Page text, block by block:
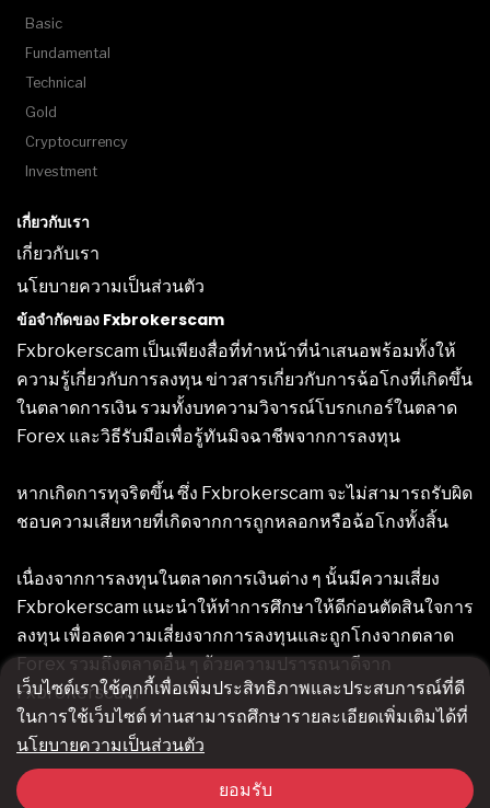
เว็บไซต์เราใช้คุกกี้เพื่อเพิ่มประสิทธิภาพและประสบการณ์ที่ดี
ในการใช้เว็บไซต์ ท่านสามารถศึกษารายละเอียดเพิ่มเติมได้ที่
นโยบายความเป็นส่วนตัว
ยอมรับ
Basic
Fundamental
Technical
Gold
Cryptocurrency
Investment
เกี่ยวกับเรา
เกี่ยวกับเรา
นโยบายความเป็นส่วนตัว
ข้อจำกัดของ Fxbrokerscam
Fxbrokerscam เป็นเพียงสื่อที่ทำหน้าที่นำเสนอพร้อมทั้งให้
ความรู้เกี่ยวกับการลงทุน ข่าวสารเกี่ยวกับการฉ้อโกงที่เกิดขึ้น
ในตลาดการเงิน รวมทั้งบทความวิจารณ์โบรกเกอร์ในตลาด
Forex และวิธีรับมือเพื่อรู้ทันมิจฉาชีพจากการลงทุน
หากเกิดการทุจริตขึ้น ซึ่ง Fxbrokerscam จะไม่สามารถรับผิด
ชอบความเสียหายที่เกิดจากการถูกหลอกหรือฉ้อโกงทั้งสิ้น
เนื่องจากการลงทุนในตลาดการเงินต่าง ๆ นั้นมีความเสี่ยง
Fxbrokerscam แนะนำให้ทำการศึกษาให้ดีก่อนตัดสินใจการ
ลงทุน เพื่อลดความเสี่ยงจากการลงทุนและถูกโกงจากตลาด
Forex รวมถึงตลาดอื่น ๆ ด้วยความปรารถนาดีจาก
Fxbrokerscam
© Copyright Fxbrokerscam 2024. All rights reserved